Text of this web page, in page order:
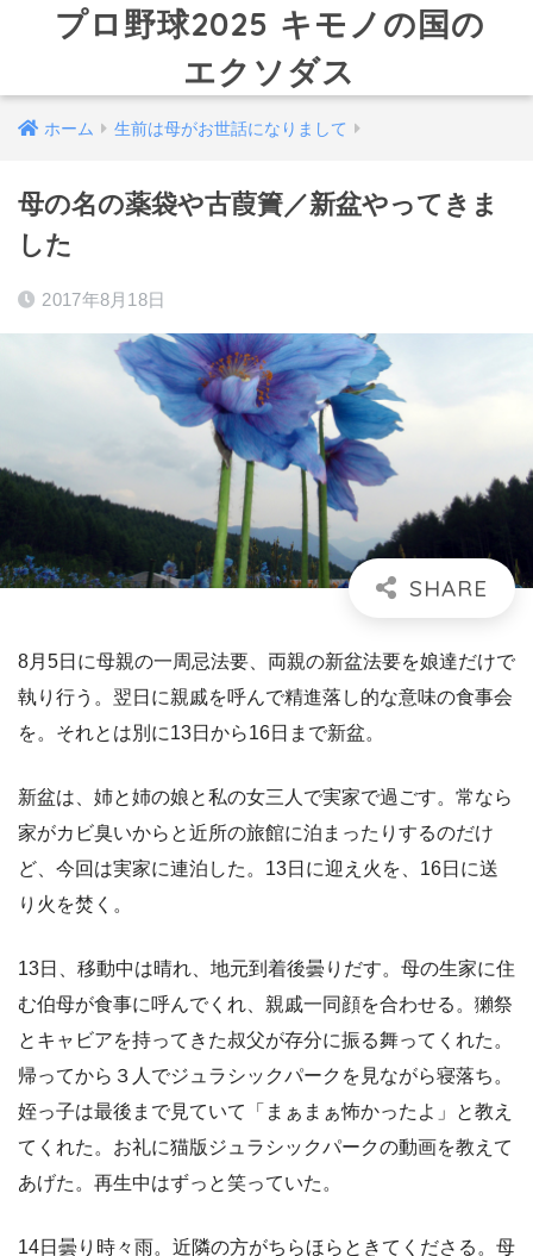
プロ野球2025 キモノの国の
エクソダス
ホーム 生前は母がお世話になりまして
母の名の薬袋や古葭簀／新盆やってきま
した
2017年8月18日
8月5日に母親の一周忌法要、両親の新盆法要を娘達だけで
執り行う。翌日に親戚を呼んで精進落し的な意味の食事会
を。それとは別に13日から16日まで新盆。
新盆は、姉と姉の娘と私の女三人で実家で過ごす。常なら
家がカビ臭いからと近所の旅館に泊まったりするのだけ
ど、今回は実家に連泊した。13日に迎え火を、16日に送
り火を焚く。
13日、移動中は晴れ、地元到着後曇りだす。母の生家に住
む伯母が食事に呼んでくれ、親戚一同顔を合わせる。獺祭
とキャビアを持ってきた叔父が存分に振る舞ってくれた。
帰ってから３人でジュラシックパークを見ながら寝落ち。
姪っ子は最後まで見ていて「まぁまぁ怖かったよ」と教え
てくれた。お礼に猫版ジュラシックパークの動画を教えて
あげた。再生中はずっと笑っていた。
14日曇り時々雨。近隣の方がちらほらときてくださる。母